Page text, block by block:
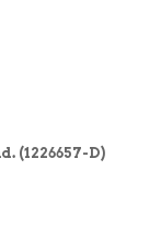
(1226657-D)